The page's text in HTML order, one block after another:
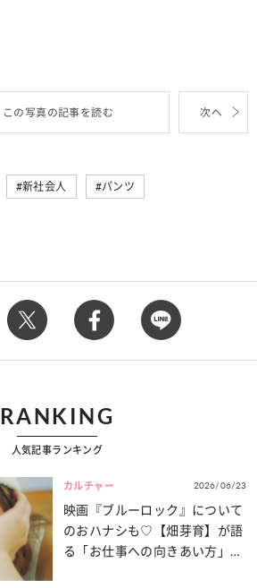
この写真の記事を読む 次へ
新社会人 パンツ
RANKING
人気記事ランキング
カルチャー 2026/06/23
映画『ブルーロック』について
のおハナシも♡【畑芽育】が語
る「お仕事への向きあい方」と